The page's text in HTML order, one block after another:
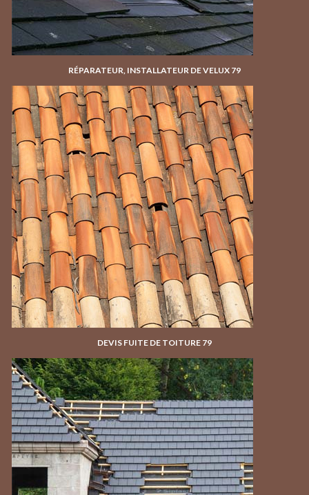
RÉPARATEUR, INSTALLATEUR DE VELUX 79
DEVIS FUITE DE TOITURE 79